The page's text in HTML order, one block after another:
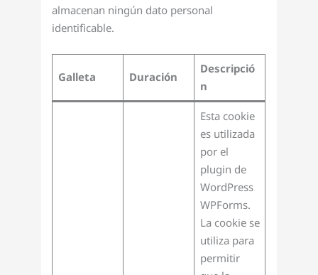
almacenan ningún dato personal
identificable.
Galleta Duración
Descripció
n
Esta cookie
es utilizada
por el
plugin de
WordPress
WPForms.
La cookie se
utiliza para
permitir